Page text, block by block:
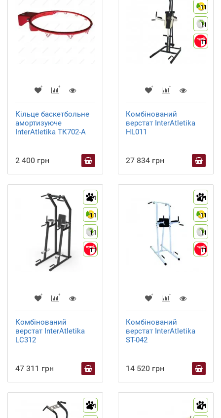
Кільце баскетбольне
амортизуюче
InterAtletika ТК702-А
2 400 грн
11
11
11
Комбінований
верстат InterAtletika
HL011
27 834 грн
11
11
11
11
Комбінований
верстат InterAtletika
LC312
47 311 грн
11
11
11
11
Комбінований
верстат InterAtletika
ST-042
14 520 грн
11 11